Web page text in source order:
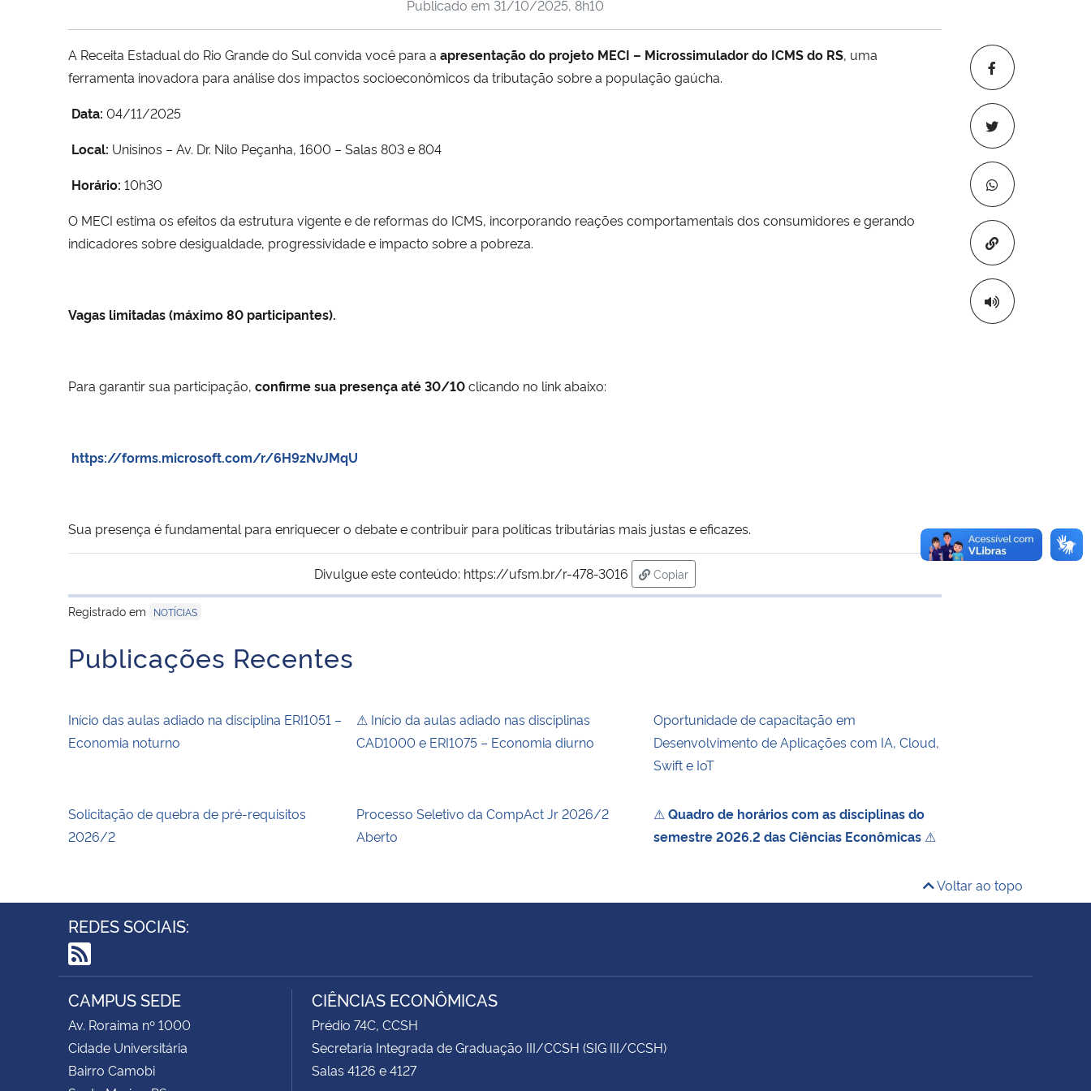
Copiar para
Publicado em 31/10/2025, 8h10
A Receita Estadual do Rio Grande do Sul convida você para a apresentação do projeto MECI – Microssimulador do ICMS do RS, uma
ferramenta inovadora para análise dos impactos socioeconômicos da tributação sobre a população gaúcha.
Data: 04/11/2025
Local: Unisinos – Av. Dr. Nilo Peçanha, 1600 – Salas 803 e 804
Horário: 10h30
O MECI estima os efeitos da estrutura vigente e de reformas do ICMS, incorporando reações comportamentais dos consumidores e gerando
indicadores sobre desigualdade, progressividade e impacto sobre a pobreza.
Vagas limitadas (máximo 80 participantes).
Para garantir sua participação, confirme sua presença até 30/10clicando no link abaixo:
https://forms.microsoft.com/r/6H9zNvJMqU
Sua presença é fundamental para enriquecer o debate e contribuir para políticas tributárias mais justas e eficazes.
Divulgue este conteúdo: https://ufsm.br/r-478-3016
Copiar
para área de transferência
Registrado em
NOTÍCIAS
Publicações Recentes
Início das aulas adiado na disciplina ERI1051 –
Economia noturno
⚠ Início da aulas adiado nas disciplinas
CAD1000 e ERI1075 – Economia diurno
Oportunidade de capacitação em
Desenvolvimento de Aplicações com IA, Cloud,
Swift e IoT
Solicitação de quebra de pré-requisitos
2026/2
Processo Seletivo da CompAct Jr 2026/2
Aberto
⚠Quadro de horários com as disciplinas do
semestre 2026.2 das Ciências Econômicas ⚠
Voltar ao topo
REDES SOCIAIS:
RSS
CAMPUS SEDE
Av. Roraima nº 1000
Cidade Universitária
Bairro Camobi
CIÊNCIAS ECONÔMICAS
Prédio 74C, CCSH
Secretaria Integrada de Graduação III/CCSH (SIG III/CCSH)
Salas 4126 e 4127